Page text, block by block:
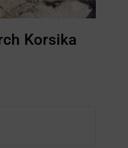
Korsika